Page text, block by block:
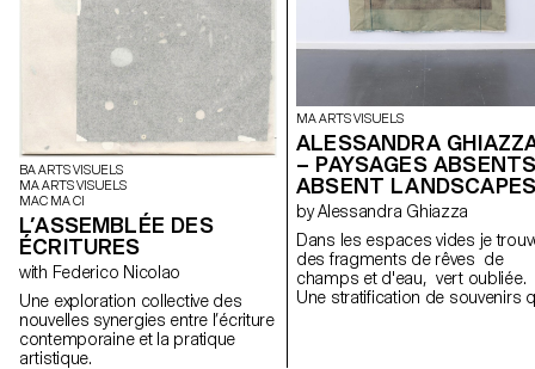
BA ARTS VISUELS
MA ARTS VISUELS
MAC MA CI
L’ASSEMBLÉE DES
ÉCRITURES
with Federico Nicolao
Une exploration collective des
nouvelles synergies entre l’écriture
contemporaine et la pratique
artistique.
MA ARTS VISUELS
ALESSANDRA
– PAYSAGES
ABSENT
by Alessandra Ghiazza
Dans les espaces vides je
des fragments de rêves de
champs et d'eau, vert oubliée.
Une stratification de souvenirs